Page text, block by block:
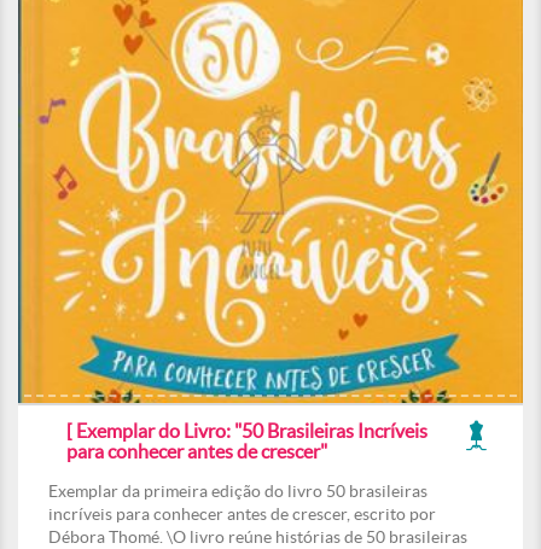
[ Exemplar do Livro: "50 Brasileiras Incríveis
para conhecer antes de crescer"
Exemplar da primeira edição do livro 50 brasileiras
incríveis para conhecer antes de crescer, escrito por
Débora Thomé. \O livro reúne histórias de 50 brasileiras